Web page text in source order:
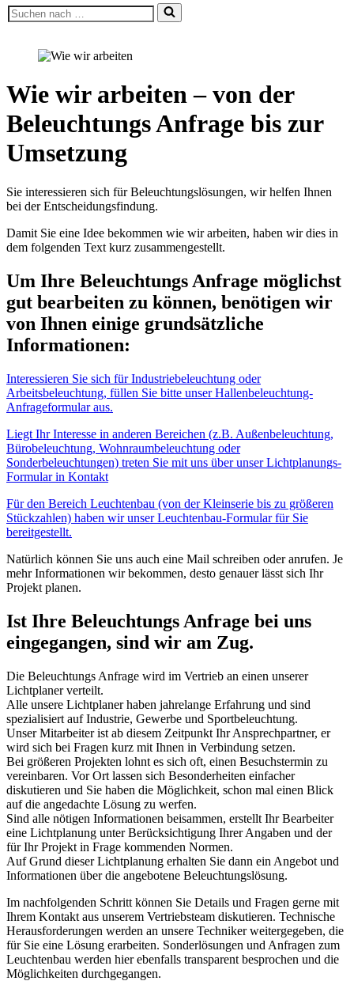
Suchen
nach …
Wie wir arbeiten – von der
Beleuchtungs Anfrage bis zur
Umsetzung
Sie interessieren sich für Beleuchtungslösungen, wir helfen Ihnen
bei der Entscheidungsfindung.
Damit Sie eine Idee bekommen wie wir arbeiten, haben wir dies in
dem folgenden Text kurz zusammengestellt.
Um Ihre Beleuchtungs Anfrage möglichst
gut bearbeiten zu können, benötigen wir
von Ihnen einige grundsätzliche
Informationen:
Interessieren Sie sich für Industriebeleuchtung oder
Arbeitsbeleuchtung, füllen Sie bitte unser Hallenbeleuchtung-
Anfrageformular aus.
Liegt Ihr Interesse in anderen Bereichen (z.B. Außenbeleuchtung,
Bürobeleuchtung, Wohnraumbeleuchtung oder
Sonderbeleuchtungen) treten Sie mit uns über unser Lichtplanungs-
Formular in Kontakt
Für den Bereich Leuchtenbau (von der Kleinserie bis zu größeren
Stückzahlen) haben wir unser Leuchtenbau-Formular für Sie
bereitgestellt.
Natürlich können Sie uns auch eine Mail schreiben oder anrufen. Je
mehr Informationen wir bekommen, desto genauer lässt sich Ihr
Projekt planen.
Ist Ihre Beleuchtungs Anfrage bei uns
eingegangen, sind wir am Zug.
Die Beleuchtungs Anfrage wird im Vertrieb an einen unserer
Lichtplaner verteilt.
Alle unsere Lichtplaner haben jahrelange Erfahrung und sind
spezialisiert auf Industrie, Gewerbe und Sportbeleuchtung.
Unser Mitarbeiter ist ab diesem Zeitpunkt Ihr Ansprechpartner, er
wird sich bei Fragen kurz mit Ihnen in Verbindung setzen.
Bei größeren Projekten lohnt es sich oft, einen Besuchstermin zu
vereinbaren. Vor Ort lassen sich Besonderheiten einfacher
diskutieren und Sie haben die Möglichkeit, schon mal einen Blick
auf die angedachte Lösung zu werfen.
Sind alle nötigen Informationen beisammen, erstellt Ihr Bearbeiter
eine Lichtplanung unter Berücksichtigung Ihrer Angaben und der
für Ihr Projekt in Frage kommenden Normen.
Auf Grund dieser Lichtplanung erhalten Sie dann ein Angebot und
Informationen über die angebotene Beleuchtungslösung.
Im nachfolgenden Schritt können Sie Details und Fragen gerne mit
Ihrem Kontakt aus unserem Vertriebsteam diskutieren. Technische
Herausforderungen werden an unsere Techniker weitergegeben, die
für Sie eine Lösung erarbeiten. Sonderlösungen und Anfragen zum
Leuchtenbau werden hier ebenfalls transparent besprochen und die
Möglichkeiten durchgegangen.